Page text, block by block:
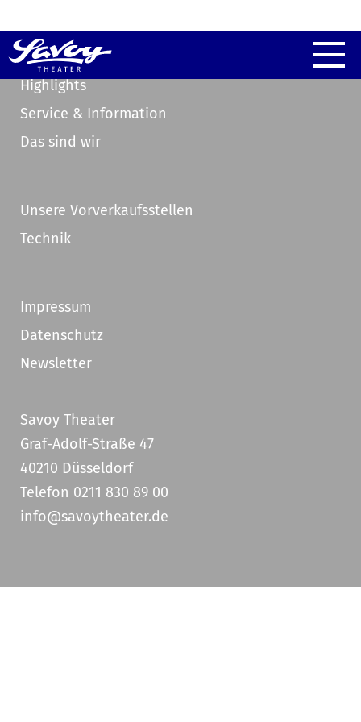
Highlights
Service & Information
Das sind wir
Unsere Vorverkaufsstellen
Technik
Impressum
Datenschutz
Newsletter
Savoy Theater
Graf-Adolf-Straße 47
40210 Düsseldorf
Telefon 0211 830 89 00
info@savoytheater.de